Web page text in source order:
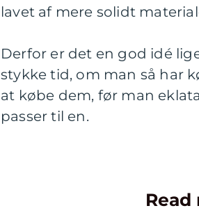
lavet af mere solidt
Derfor er det en god idé
stykke tid, om man så har
at købe dem, før man
passer til en.